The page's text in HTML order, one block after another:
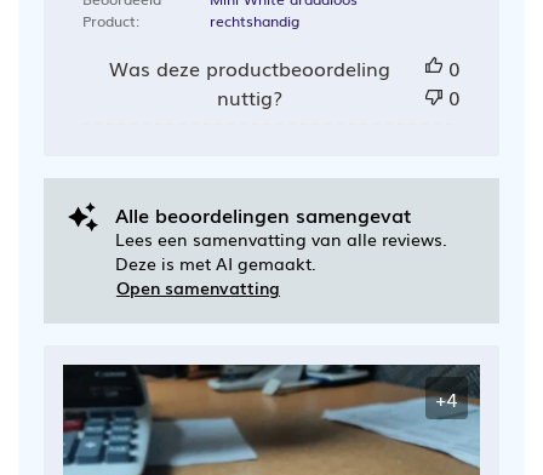
Product:
rechtshandig
Was deze productbeoordeling
nuttig?
0
0
Alle beoordelingen samengevat
Lees een samenvatting van alle reviews.
Deze is met AI gemaakt.
Open samenvatting
+4